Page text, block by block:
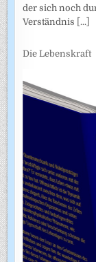
der sich noch
Verständnis [...]
Die Lebenskraft